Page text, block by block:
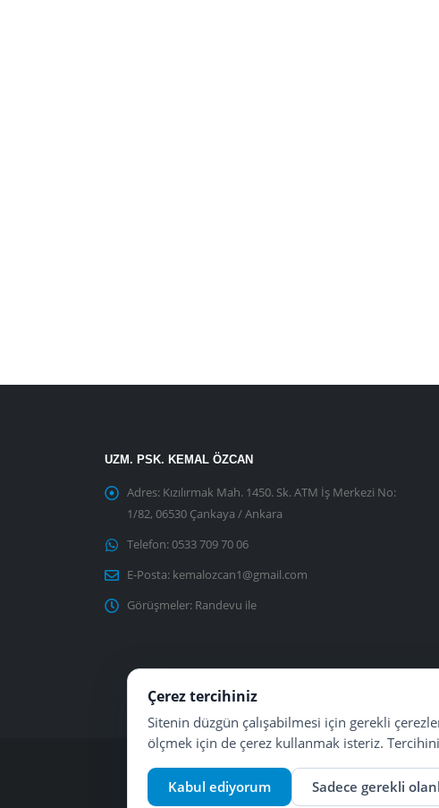
UZM. PSK. KEMAL ÖZCAN
Adres: Kızılırmak Mah. 1450. Sk. ATM İş Merkezi No:
1/82, 06530 Çankaya / Ankara
Telefon:0533 709 70 06
E-Posta: kemalozcan1@gmail.com
Görüşmeler: Randevu ile
Çerez tercihiniz
Sitenin düzgün çalışabilmesi için gerekli
ölçmek için de çerez kullanmak isteriz.
Kabul ediyorum Sadece gerekli